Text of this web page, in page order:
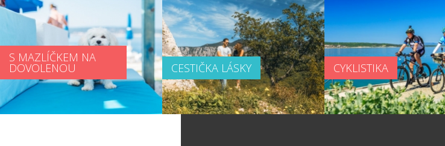
S MAZLÍČKEM NA
DOVOLENOU CESTIČKA LÁSKY CYKLISTIKA